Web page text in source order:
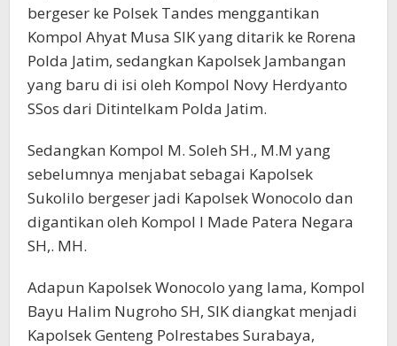
bergeser ke Polsek Tandes menggantikan
Kompol Ahyat Musa SIK yang ditarik ke Rorena
Polda Jatim, sedangkan Kapolsek Jambangan
yang baru di isi oleh Kompol Novy Herdyanto
SSos dari Ditintelkam Polda Jatim.
Sedangkan Kompol M. Soleh SH., M.M yang
sebelumnya menjabat sebagai Kapolsek
Sukolilo bergeser jadi Kapolsek Wonocolo dan
digantikan oleh Kompol I Made Patera Negara
SH,. MH.
Adapun Kapolsek Wonocolo yang lama, Kompol
Bayu Halim Nugroho SH, SIK diangkat menjadi
Kapolsek Genteng Polrestabes Surabaya,